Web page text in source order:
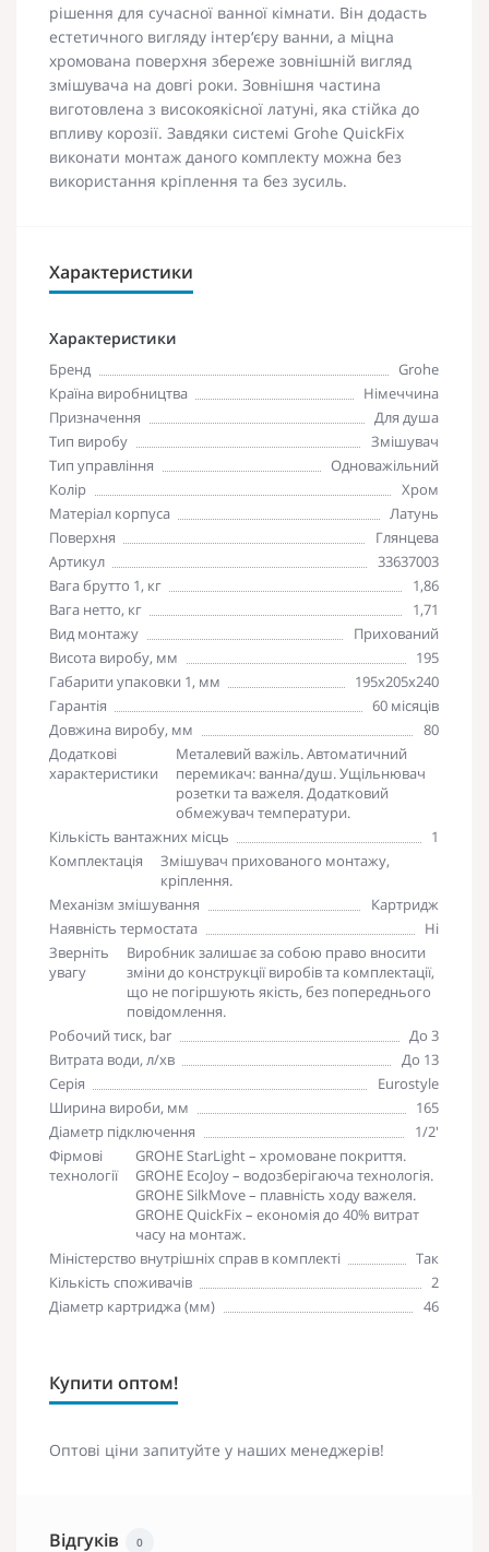
рішення для сучасної ванної кімнати. Він додасть
естетичного вигляду інтер‘єру ванни, а міцна
хромована поверхня збереже зовнішній вигляд
змішувача на довгі роки. Зовнішня частина
виготовлена з високоякісної латуні, яка стійка до
впливу корозії. Завдяки системі Grohe QuickFix
виконати монтаж даного комплекту можна без
використання кріплення та без зусиль.
Характеристики
Характеристики
Бренд
Grohe
Країна виробництва
Німеччина
Призначення
Для душа
Тип виробу
Змішувач
Тип управління
Одноважільний
Колір
Хром
Матеріал корпуса
Латунь
Поверхня
Глянцева
Артикул
33637003
Вага брутто 1, кг
1,86
Вага нетто, кг
1,71
Вид монтажу
Прихований
Висота виробу, мм
195
Габарити упаковки 1, мм
195х205х240
Гарантія
60 місяців
Довжина виробу, мм
80
Додаткові
характеристики
Металевий важіль. Автоматичний
перемикач: ванна/душ. Ущільнювач
розетки та важеля. Додатковий
обмежувач температури.
Кількість вантажних місць
1
Комплектація
Змішувач прихованого монтажу,
кріплення.
Механізм змішування
Картридж
Наявність термостата
Ні
Зверніть
увагу
Виробник залишає за собою право вносити
зміни до конструкції виробів та комплектації,
що не погіршують якість, без попереднього
повідомлення.
Робочий тиск, bar
До 3
Витрата води, л/хв
До 13
Серія
Eurostyle
Ширина вироби, мм
165
Діаметр підключення
1/2'
Фірмові
технології
GROHE StarLight – хромоване покриття.
GROHE EcoJoy – водозберігаюча технологія.
GROHE SilkMove – плавність ходу важеля.
GROHE QuickFix – економія до 40% витрат
часу на монтаж.
Міністерство внутрішніх справ в комплекті
Так
Кількість споживачів
2
Діаметр картриджа (мм)
46
Купити оптом!
Оптові ціни запитуйте у наших менеджерів!
Відгуків 0